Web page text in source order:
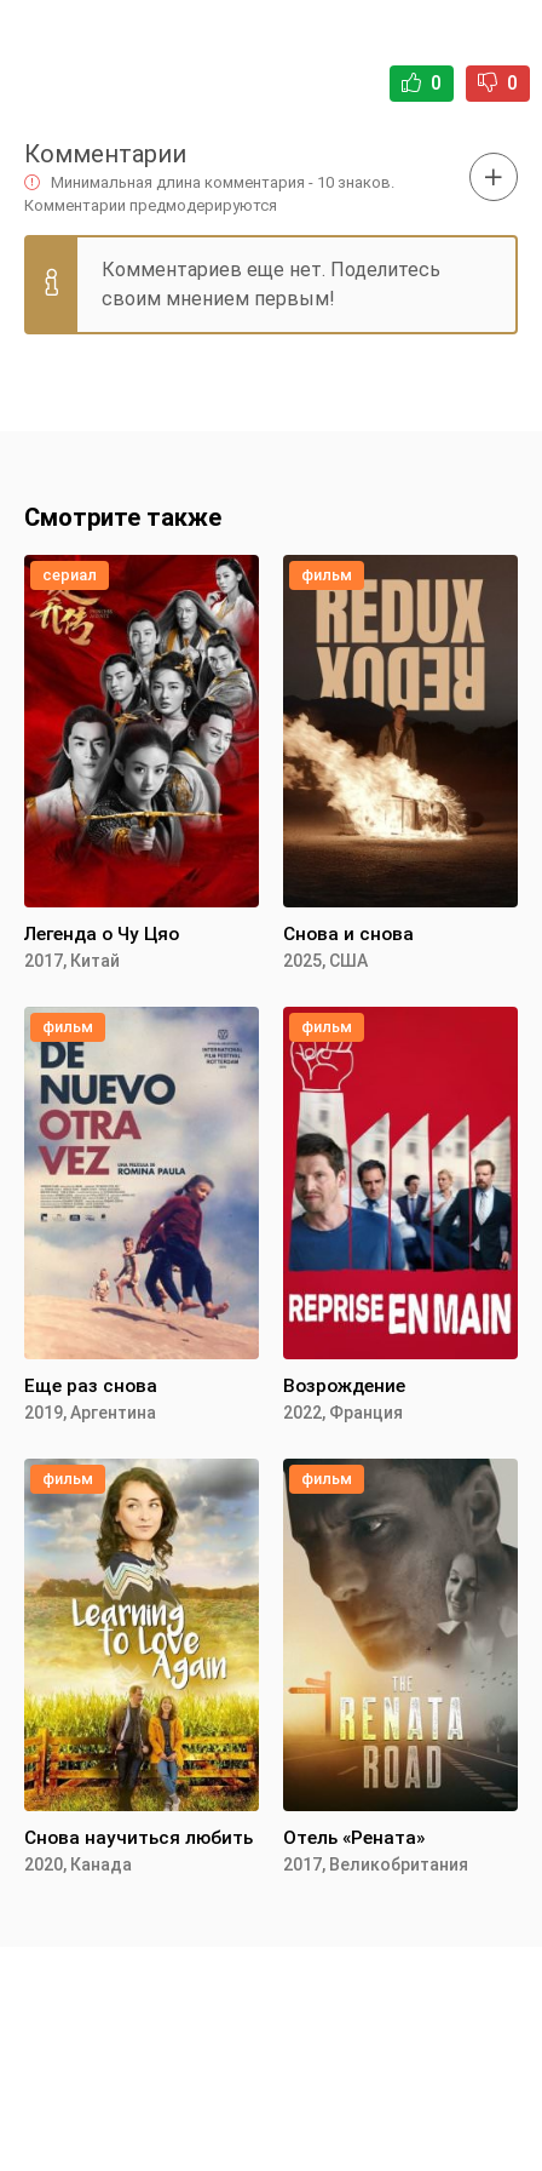
0 0
Комментарии
Минимальная длина комментария - 10 знаков.
Комментарии предмодерируются
Комментариев еще нет. Поделитесь
своим мнением первым!
Смотрите также
сериал
Легенда о Чу Цяо
2017, Китай
фильм
Снова и снова
2025, США
фильм
Еще раз снова
2019, Аргентина
фильм
Возрождение
2022, Франция
фильм
Снова научиться любить
2020, Канада
фильм
Отель «Рената»
2017, Великобритания